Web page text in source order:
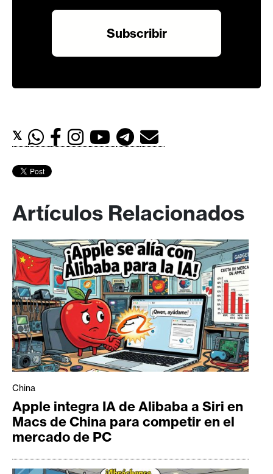
𝕏
Artículos Relacionados
China
Apple integra IA de Alibaba a Siri en
Macs de China para competir en el
mercado de PC